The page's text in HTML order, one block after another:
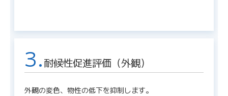
3.耐候性促進評価（外観）
外観の変色、物性の低下を抑制します。